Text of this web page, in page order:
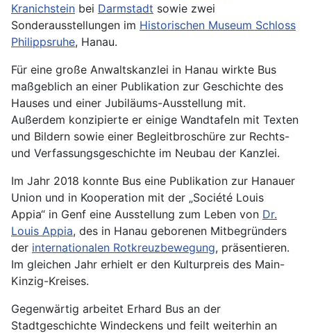
Kranichstein bei Darmstadt sowie zwei
Sonderausstellungen im Historischen Museum Schloss
Philippsruhe, Hanau.
Für eine große Anwaltskanzlei in Hanau wirkte Bus
maßgeblich an einer Publikation zur Geschichte des
Hauses und einer Jubiläums-Ausstellung mit.
Außerdem konzipierte er einige Wandtafeln mit Texten
und Bildern sowie einer Begleitbroschüre zur Rechts-
und Verfassungsgeschichte im Neubau der Kanzlei.
Im Jahr 2018 konnte Bus eine Publikation zur Hanauer
Union und in Kooperation mit der „Société Louis
Appia“ in Genf eine Ausstellung zum Leben von Dr.
Louis Appia, des in Hanau geborenen Mitbegründers
der internationalen Rotkreuzbewegung, präsentieren.
Im gleichen Jahr erhielt er den Kulturpreis des Main-
Kinzig-Kreises.
Gegenwärtig arbeitet Erhard Bus an der
Stadtgeschichte Windeckens und feilt weiterhin an